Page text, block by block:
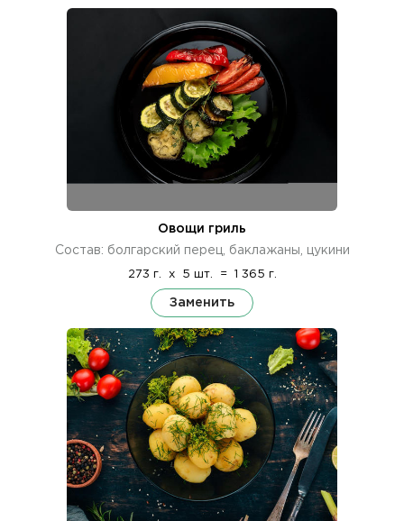
Овощи гриль
Состав: болгарский перец, баклажаны, цукини
273 г. x 5 шт. = 1 365 г.
Заменить